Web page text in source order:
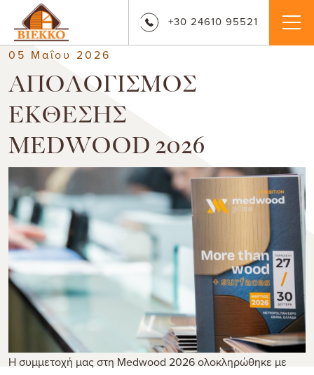
+30 24610 95521
05 Μαΐου 2026
ΑΠΟΛΟΓΙΣΜΟΣ
ΕΚΘΕΣΗΣ
MEDWOOD 2026
Η συμμετοχή μας στη Medwood 2026 ολοκληρώθηκε με